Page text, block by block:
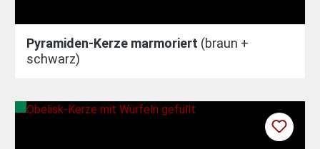
Pyramiden-Kerze marmoriert (braun +
schwarz)